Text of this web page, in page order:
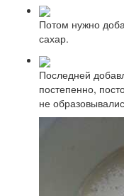
Потом нужно
сахар.
Последней
постепенно,
не